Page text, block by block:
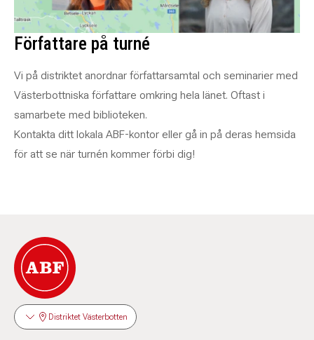
Författare på turné
Vi på distriktet anordnar författarsamtal och seminarier med
Västerbottniska författare omkring hela länet. Oftast i
samarbete med biblioteken.
Kontakta ditt lokala ABF-kontor eller gå in på deras hemsida
för att se när turnén kommer förbi dig!
Distriktet Västerbotten